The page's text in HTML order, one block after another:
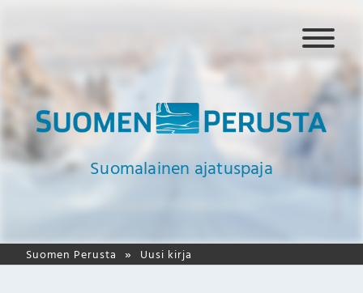
Suomalainen ajatuspaja
g
a
Suomen Perusta Uusi kirja